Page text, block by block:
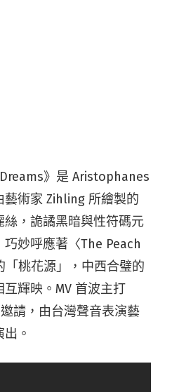
》是 Aristophanes
藝術家 Zihling 所繪製的
， 詭譎黑暗與性符碼元
妙呼應著〈The Peach
桃花源」， 中西合璧的
輝映。MV 首波主打
邀請，由台灣聲音表演藝
。